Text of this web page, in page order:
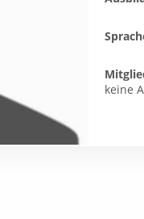
keine